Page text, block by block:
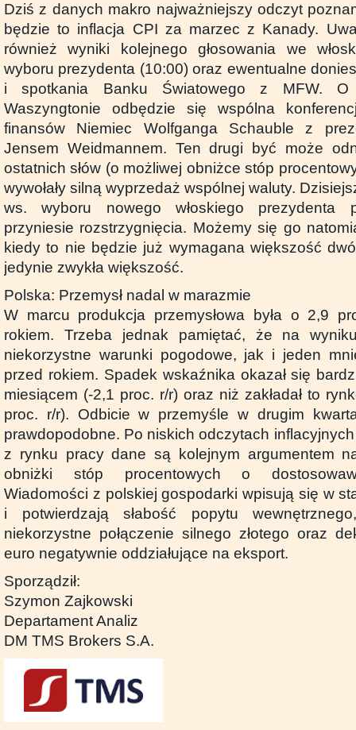
Dziś z danych makro najważniejszy odczyt
będzie to inflacja CPI za marzec z Kanady.
również wyniki kolejnego głosowania we
wyboru prezydenta (10:00) oraz ewentualne
i spotkania Banku Światowego z MFW.
Waszyngtonie odbędzie się wspólna
finansów Niemiec Wolfganga Schauble z
Jensem Weidmannem. Ten drugi być może
ostatnich słów (o możliwej obniżce stóp
wywołały silną wyprzedaż wspólnej waluty.
ws. wyboru nowego włoskiego prezydenta
przyniesie rozstrzygnięcia. Możemy się go
kiedy to nie będzie już wymagana większość
jedynie zwykła większość.
Polska: Przemysł nadal w marazmie
W marcu produkcja przemysłowa była o 2,9
rokiem. Trzeba jednak pamiętać, że na
niekorzystne warunki pogodowe, jak i jeden
przed rokiem. Spadek wskaźnika okazał się
miesiącem (-2,1 proc. r/r) oraz niż zakładał to
proc. r/r). Odbicie w przemyśle w drugim
prawdopodobne. Po niskich odczytach
z rynku pracy dane są kolejnym argumentem
obniżki stóp procentowych o
Wiadomości z polskiej gospodarki wpisują się w
i potwierdzają słabość popytu
niekorzystne połączenie silnego złotego oraz
euro negatywnie oddziałujące na eksport.
Sporządził:
Szymon Zajkowski
Departament Analiz
DM TMS Brokers S.A.